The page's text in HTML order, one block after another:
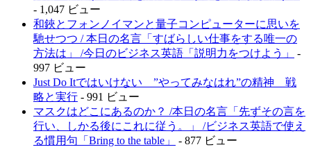
- 1,047 ビュー
和鋏とフォンノイマンと量子コンピューターに思いを
馳せつつ / 本日の名言「すばらしい仕事をする唯一の
方法は」 /今日のビジネス英語「説明力をつけよう」
-
997 ビュー
Just Do Itではいけない ”やってみなはれ”の精神 戦
略と実行 - 991 ビュー
マスクはどこにあるのか？ /本日の名言「先ずその言を
行い、しかる後にこれに従う。」 /ビジネス英語で使え
る慣用句「Bring to the table」
- 877 ビュー